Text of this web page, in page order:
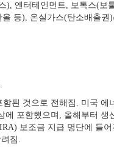
), 엔터테인먼트, 보톡스(보
등), 온실가스(탄소배출권
된 것으로 전해짐. 미국 에
에 포함했으며, 올해부터 생
보조금 지급 명단에 들어
짐.